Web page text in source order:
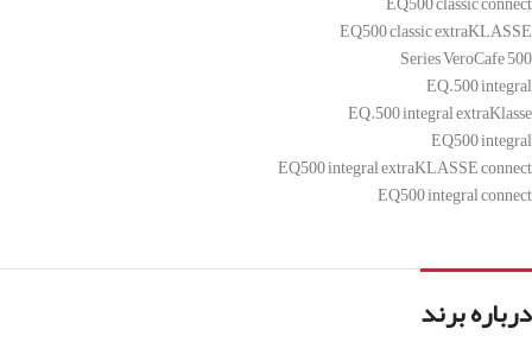
EQ500 classic extraKLASSE
500 Series VeroCafe
EQ.500 integral
EQ.500 integral extraKlasse
EQ500 integral
EQ500 integral extraKLASSE connect
EQ500 integral connect
درباره برند